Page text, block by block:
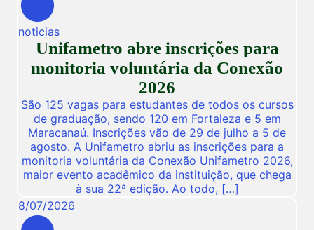
noticias
Unifametro abre inscrições para
monitoria voluntária da Conexão
2026
São 125 vagas para estudantes de todos os cursos
de graduação, sendo 120 em Fortaleza e 5 em
Maracanaú. Inscrições vão de 29 de julho a 5 de
agosto. A Unifametro abriu as inscrições para a
monitoria voluntária da Conexão Unifametro 2026,
maior evento acadêmico da instituição, que chega
à sua 22ª edição. Ao todo, […]
8/07/2026